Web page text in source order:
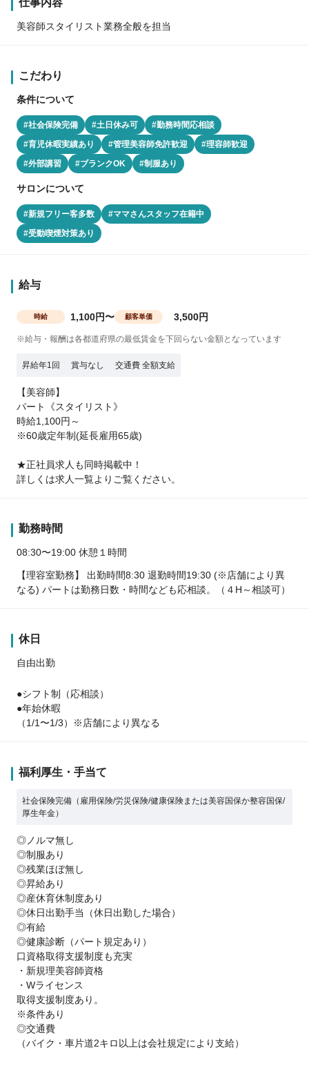
美容師スタイリスト業務全般を担当
こだわり
条件について
#社会保険完備 #土日休み可
#勤務時間応相談
#育児休暇実績あり
#管理美容師免許歓迎
#理容師歓迎
#外部講習
#ブランクOK #制服あり
サロンについて
#新規フリー客多数
#ママさんスタッフ在籍中
#受動喫煙対策あり
給与
時給 1,100円〜 顧客単価 3,500円
※給与・報酬は各都道府県の最低賃金を下回らない金額となっています
昇給年1回 賞与なし 交通費 全額支給
【美容師】
パート《スタイリスト》
時給1,100円～
※60歳定年制(延長雇用65歳)
★正社員求人も同時掲載中！
詳しくは求人一覧よりご覧ください。
勤務時間
08:30〜19:00 休憩１時間
【理容室勤務】 出勤時間8:30 退勤時間19:30 (※店舗により異
なる) パートは勤務日数・時間なども応相談。（４H～相談可）
休日
自由出勤
●シフト制（応相談）
●年始休暇
（1/1〜1/3）※店舗により異なる
福利厚生・手当て
社会保険完備（雇用保険/労災保険/健康保険または美容国保か整容国保/
厚生年金）
◎ノルマ無し
◎制服あり
◎残業ほぼ無し
◎昇給あり
◎産休育休制度あり
◎休日出勤手当（休日出勤した場合）
◎有給
◎健康診断（パート規定あり）
口資格取得支援制度も充実
・新規理美容師資格
・Wライセンス
取得支援制度あり。
※条件あり
◎交通費
（バイク・車片道2キロ以上は会社規定により支給）